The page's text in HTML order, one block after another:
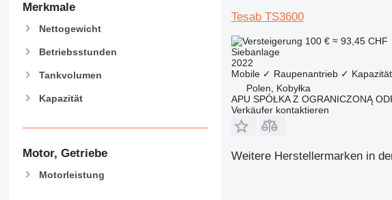
Merkmale
Nettogewicht
Betriebsstunden
Tankvolumen
Kapazität
Motor, Getriebe
Motorleistung
Tesab TS3600
100 € ≈ 93,45 CHF
Siebanlage
2022
Mobile ✓ Raupenantrieb ✓ Kapazität
Polen, Kobyłka
APU SPÓŁKA Z OGRANICZONĄ
Verkäufer kontaktieren
Weitere Herstellermarken in